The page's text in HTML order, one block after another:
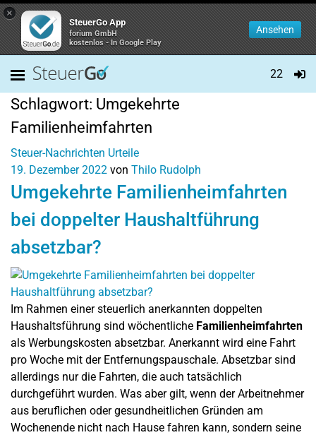
×
SteuerGo App
forium GmbH
kostenlos - In Google Play
Ansehen
22
Schlagwort: Umgekehrte
Familienheimfahrten
Steuer-Nachrichten Urteile
19. Dezember 2022 von Thilo Rudolph
Umgekehrte Familienheimfahrten
bei doppelter Haushaltführung
absetzbar?
Im Rahmen einer steuerlich anerkannten doppelten
Haushaltsführung sind wöchentliche Familienheimfahrten
als Werbungskosten absetzbar. Anerkannt wird eine Fahrt
pro Woche mit der Entfernungspauschale. Absetzbar sind
allerdings nur die Fahrten, die auch tatsächlich
durchgeführt wurden. Was aber gilt, wenn der Arbeitnehmer
aus beruflichen oder gesundheitlichen Gründen am
Wochenende nicht nach Hause fahren kann, sondern seine